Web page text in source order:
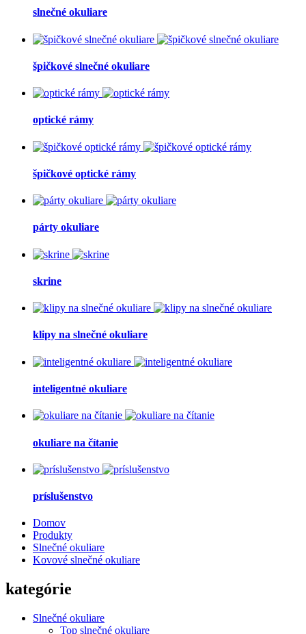
slnečné okuliare
špičkové slnečné okuliare
optické rámy
špičkové optické rámy
párty okuliare
skrine
klipy na slnečné okuliare
inteligentné okuliare
okuliare na čítanie
príslušenstvo
Domov
Produkty
Slnečné okuliare
Kovové slnečné okuliare
kategórie
Slnečné okuliare
Top slnečné okuliare